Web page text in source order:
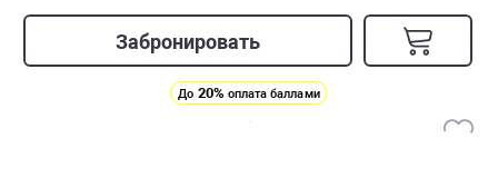
Забронировать
До 20% оплата баллами